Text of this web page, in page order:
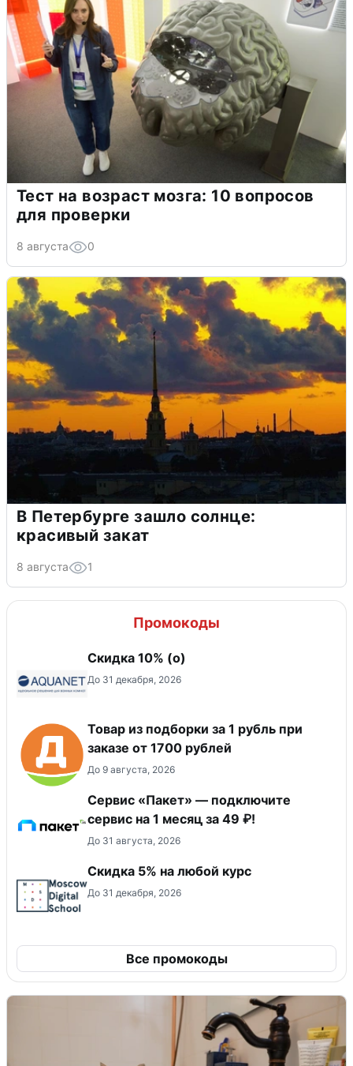
Тест на возраст мозга: 10 вопросов
для проверки
8 августа 0
В Петербурге зашло солнце:
красивый закат
8 августа 1
Промокоды
Скидка 10% (о)
До 31 декабря, 2026
Товар из подборки за 1 рубль при
заказе от 1700 рублей
До 9 августа, 2026
Сервис «Пакет» — подключите
сервис на 1 месяц за 49 ₽!
До 31 августа, 2026
Скидка 5% на любой курс
До 31 декабря, 2026
Все промокоды